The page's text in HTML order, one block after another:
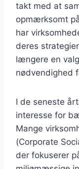
takt med at
opmærksomt
har
deres
længere en
nødvendighed
I de seneste
interesse for
Mange
(Corporate
der fokuserer